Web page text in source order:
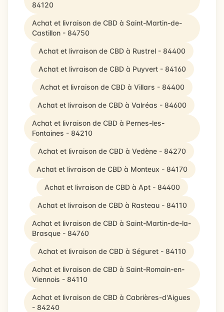
84120
Achat et livraison de CBD à Saint-Martin-de-
Castillon - 84750
Achat et livraison de CBD à Rustrel - 84400
Achat et livraison de CBD à Puyvert - 84160
Achat et livraison de CBD à Villars - 84400
Achat et livraison de CBD à Valréas - 84600
Achat et livraison de CBD à Pernes-les-
Fontaines - 84210
Achat et livraison de CBD à Vedène - 84270
Achat et livraison de CBD à Monteux - 84170
Achat et livraison de CBD à Apt - 84400
Achat et livraison de CBD à Rasteau - 84110
Achat et livraison de CBD à Saint-Martin-de-la-
Brasque - 84760
Achat et livraison de CBD à Séguret - 84110
Achat et livraison de CBD à Saint-Romain-en-
Viennois - 84110
Achat et livraison de CBD à Cabrières-d'Aigues
- 84240